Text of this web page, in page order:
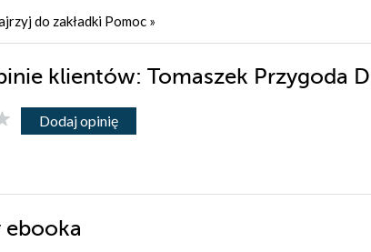
do zakładki Pomoc »
klientów: Tomaszek Przygoda
Dodaj opinię
ebooka